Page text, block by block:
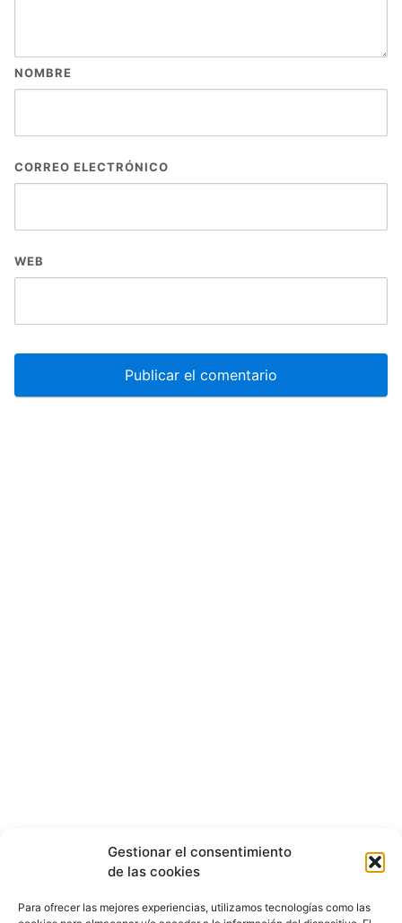
Gestionar el consentimiento
de las cookies
Para ofrecer las mejores experiencias, utilizamos tecnologías como las
NOMBRE
CORREO ELECTRÓNICO
WEB